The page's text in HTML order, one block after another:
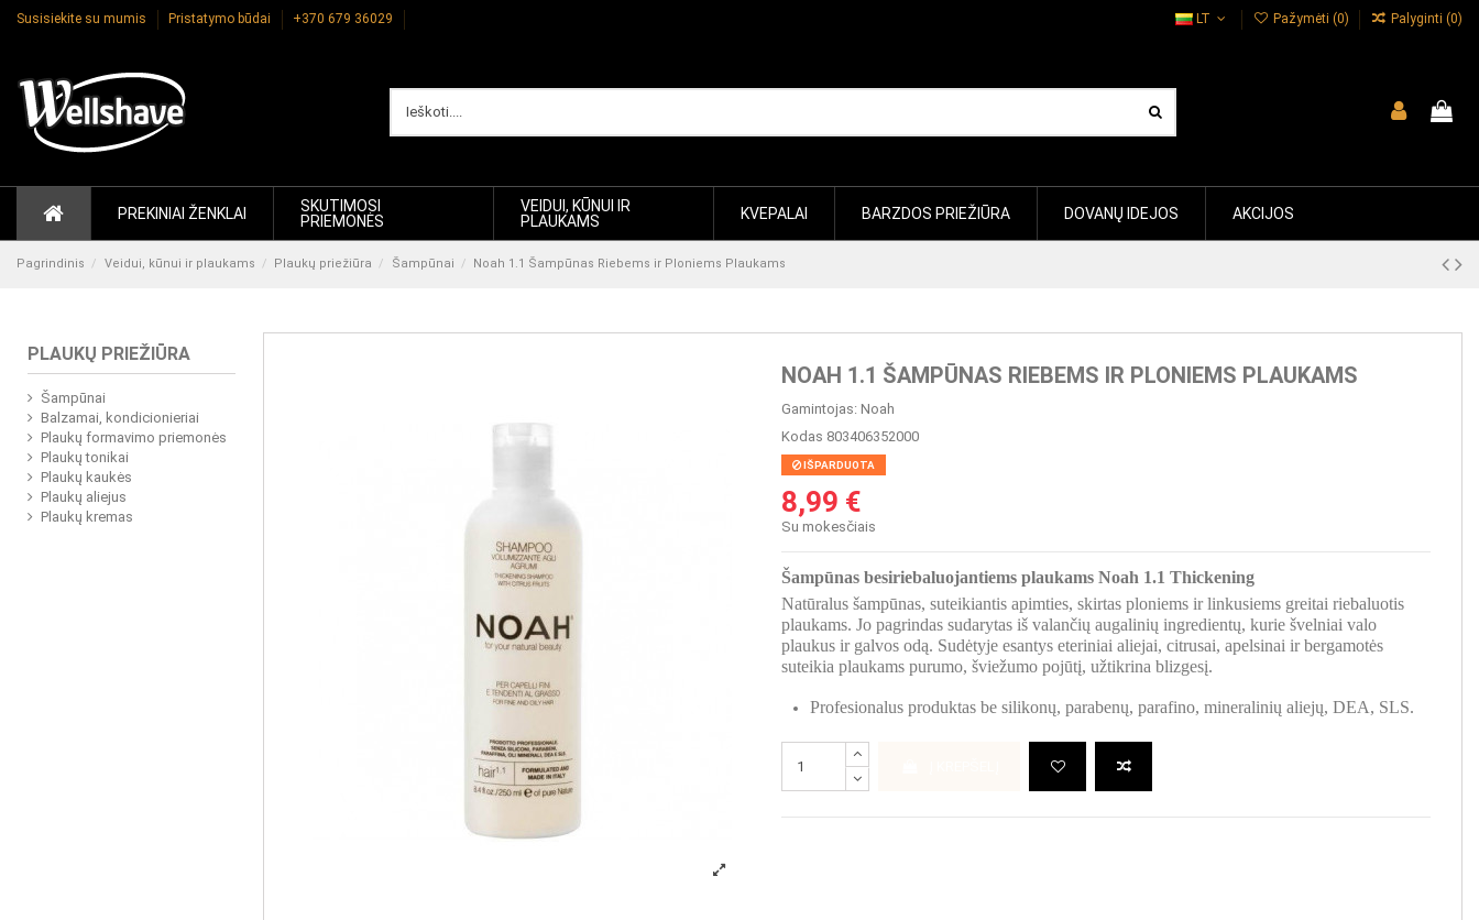
Susisiekite su mumis Pristatymo būdai +370 679 36029 LT Pažymėti (0) Palyginti (0)
PREKINIAI ŽENKLAI
SKUTIMOSI
PRIEMONĖS
VEIDUI, KŪNUI IR
PLAUKAMS
KVEPALAI BARZDOS PRIEŽIŪRA DOVANŲ IDEJOS AKCIJOS
Pagrindinis Veidui, kūnui ir plaukams Plaukų priežiūra Šampūnai Noah 1.1 Šampūnas Riebems ir Ploniems Plaukams
NOAH 1.1 ŠAMPŪNAS RIEBEMS IR PLONIEMS PLAUKAMS
Gamintojas: Noah
Kodas 803406352000
IŠPARDUOTA
8,99 €
Su mokesčiais
Šampūnas besiriebaluojantiems plaukams Noah 1.1 Thickening
Natūralus šampūnas, suteikiantis apimties, skirtas ploniems ir linkusiems greitai riebaluotis
plaukams. Jo pagrindas sudarytas iš valančių augalinių ingredientų, kurie švelniai valo
plaukus ir galvos odą. Sudėtyje esantys eteriniai aliejai, citrusai, apelsinai ir bergamotės
suteikia plaukams purumo, šviežumo pojūtį, užtikrina blizgesį.
Profesionalus produktas be silikonų, parabenų, parafino, mineralinių aliejų, DEA, SLS.
PLAUKŲ PRIEŽIŪRA
Šampūnai
Balzamai, kondicionieriai
Plaukų formavimo priemonės
Plaukų tonikai
Plaukų kaukės
Plaukų aliejus
Plaukų kremas